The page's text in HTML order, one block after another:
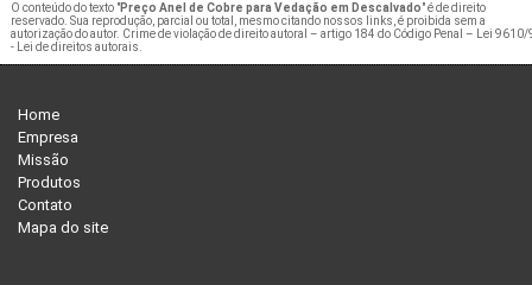
O conteúdo do texto "Preço Anel de Cobre para Vedação em Descalvado" é de direito
reservado. Sua reprodução, parcial ou total, mesmo citando nossos links, é proibida sem a
autorização do autor. Crime de violação de direito autoral – artigo 184 do Código Penal – Lei 9610/
- Lei de direitos autorais.
Home
Empresa
Missão
Produtos
Contato
Mapa do site